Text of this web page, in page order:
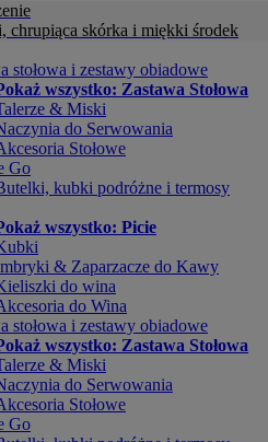
chrupiąca skórka i miękki środek
stołowa i zestawy obiadowe
wszystko: Zastawa Stołowa
& Miski
do Serwowania
Stołowe
Go
kubki podróżne i termosy
wszystko: Picie
& Zaparzacze do Kawy
do wina
do Wina
stołowa i zestawy obiadowe
wszystko: Zastawa Stołowa
& Miski
do Serwowania
Stołowe
Go